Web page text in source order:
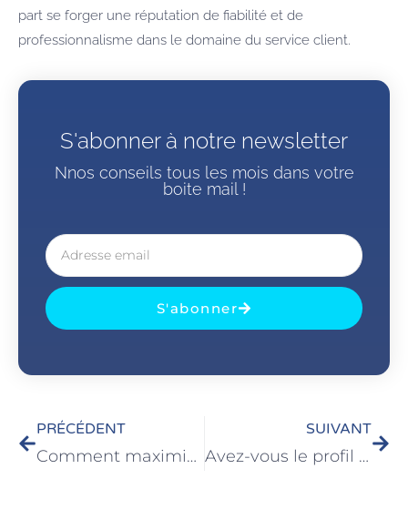
part se forger une réputation de fiabilité et de
professionnalisme dans le domaine du service client.
S'abonner à notre newsletter
Nnos conseils tous les mois dans votre
boite mail !
S'abonner
PRÉCÉDENT
Comment maximiser l’impact du chat sur la relation client
SUIVANT
Avez-vous le profil de télévendeur ?